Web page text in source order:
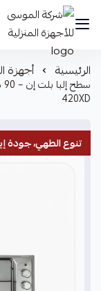
شركة
الرئيسية أجهزة
420XD
تنوع الطهي، جودة